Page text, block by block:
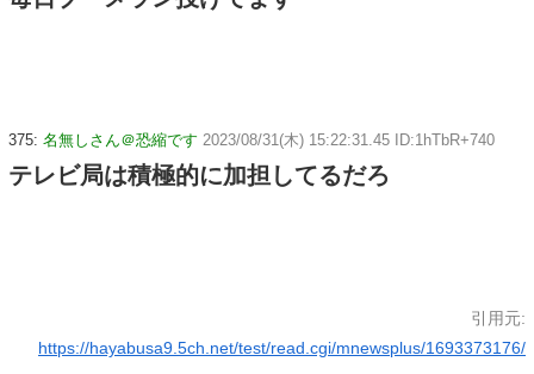
375: 名無しさん＠恐縮です 2023/08/31(木) 15:22:31.45 ID:1hTbR+740
テレビ局は積極的に加担してるだろ
引用元:
https://hayabusa9.5ch.net/test/read.cgi/mnewsplus/1693373176/